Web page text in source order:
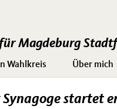
Magdeburg
Wahlkreis Über mich
startet